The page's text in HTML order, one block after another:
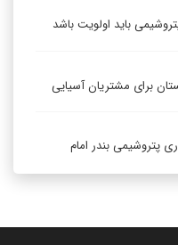
باید اولویت باشد
برای مشتریان آسیایی